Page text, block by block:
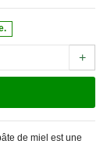
+
de miel est une